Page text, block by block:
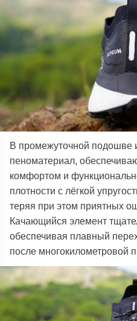
В промежуточной подошве
пеноматериал,
комфортом и
плотности с лёгкой
теряя при этом приятных
Качающийся элемент
обеспечивая плавный
после многокилометровой